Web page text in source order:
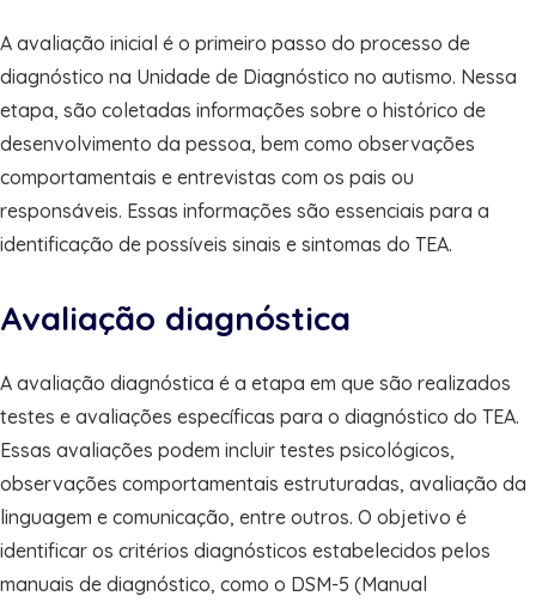
A avaliação inicial é o primeiro passo do processo de
diagnóstico na Unidade de Diagnóstico no autismo. Nessa
etapa, são coletadas informações sobre o histórico de
desenvolvimento da pessoa, bem como observações
comportamentais e entrevistas com os pais ou
responsáveis. Essas informações são essenciais para a
identificação de possíveis sinais e sintomas do TEA.
Avaliação diagnóstica
A avaliação diagnóstica é a etapa em que são realizados
testes e avaliações específicas para o diagnóstico do TEA.
Essas avaliações podem incluir testes psicológicos,
observações comportamentais estruturadas, avaliação da
linguagem e comunicação, entre outros. O objetivo é
identificar os critérios diagnósticos estabelecidos pelos
manuais de diagnóstico, como o DSM-5 (Manual